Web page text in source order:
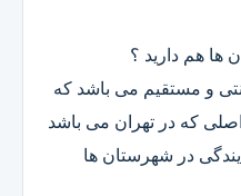
ها هم دارید ؟
و مستقیم می باشد که
که در تهران می باشد
در شهرستان ها